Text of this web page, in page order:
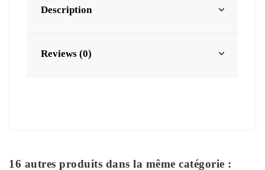
Description
Reviews (0)
16 autres produits dans la même catégorie :